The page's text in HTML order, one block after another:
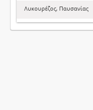
Λυκουρέζος, Παυσανίας